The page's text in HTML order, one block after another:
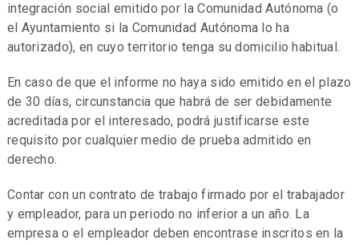
integración social emitido por la Comunidad Autónoma (o
el Ayuntamiento si la Comunidad Autónoma lo ha
autorizado), en cuyo territorio tenga su domicilio habitual.
En caso de que el informe no haya sido emitido en el plazo
de 30 días, circunstancia que habrá de ser debidamente
acreditada por el interesado, podrá justificarse este
requisito por cualquier medio de prueba admitido en
derecho.
Contar con un contrato de trabajo firmado por el trabajador
y empleador, para un periodo no inferior a un año. La
empresa o el empleador deben encontrase inscritos en la